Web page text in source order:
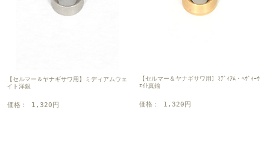
【セルマー＆ヤナギサワ用】ミディアムウェ
イト洋銀
価格： 1,320円
【セルマー＆ヤナギサワ用】ﾐﾃﾞｨｱﾑ・ﾍｳﾞｨｰｳ
ｴｲﾄ真鍮
価格： 1,320円